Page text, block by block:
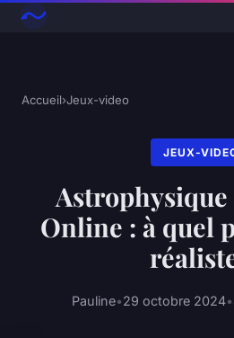
Accueil›Jeux-video
JEUX-
Astrophysique
Online : à quel
Pauline•29 octobre 2024•